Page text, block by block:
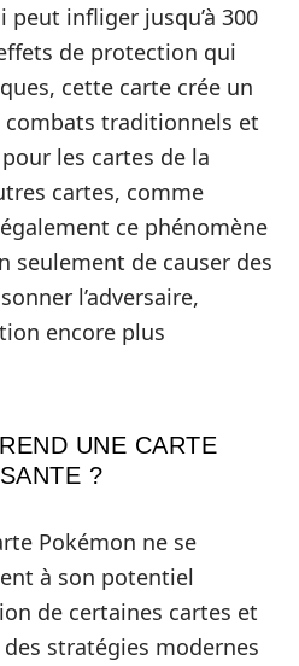
peut infliger jusqu’à 300
de protection qui
cette carte crée un
combats traditionnels et
les cartes de la
cartes, comme
ce phénomène
seulement de causer des
l’adversaire,
encore plus
UNE CARTE
?
Pokémon ne se
à son potentiel
de certaines cartes et
stratégies modernes